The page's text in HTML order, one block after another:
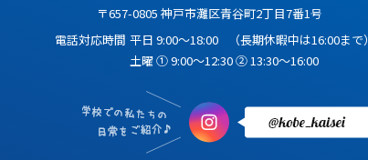
〒657-0805 神戸市灘区青谷町2丁目7番1号
電話対応時間 平日 9:00～18:00
（長期休暇中は16:00まで）
土曜 ① 9:00～12:30 ② 13:30～16:00